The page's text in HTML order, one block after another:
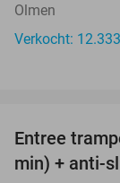
Olmen
Verkocht: 12.333
Entree
min) + anti-